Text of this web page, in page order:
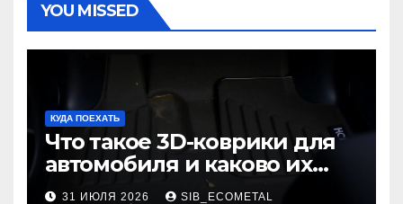
YOU MISSED
КУДА ПОЕХАТЬ
Что такое 3D-коврики для
автомобиля и каково их
основное назначение
31 ИЮЛЯ 2026 SIB_ECOMETAL